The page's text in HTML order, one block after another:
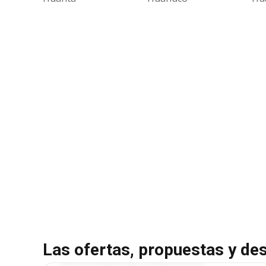
Las ofertas, propuestas y